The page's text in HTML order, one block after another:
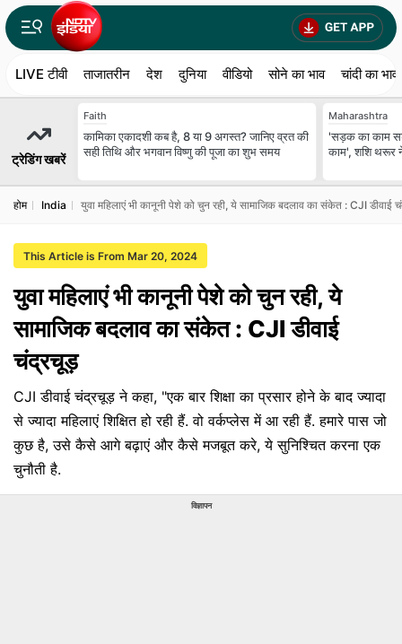
LIVE टीवी ताजातरीन देश दुनिया वीडियो सोने का भाव चांदी का भाव
ट्रेडिंग खबरें
Faith
कामिका एकादशी कब है, 8 या 9 अगस्त? जानिए व्रत की
सही तिथि और भगवान विष्णु की पूजा का शुभ समय
Maharashtra
'सड़क का काम
काम', शशि थरूर ने
होम India युवा महिलाएं भी कानूनी पेशे को चुन रही, ये सामाजिक बदलाव का संकेत : CJI डीवाई
This Article is From Mar 20, 2024
युवा महिलाएं भी कानूनी पेशे को चुन रही, ये
सामाजिक बदलाव का संकेत : CJI डीवाई
चंद्रचूड़
CJI डीवाई चंद्रचूड़ ने कहा, "एक बार शिक्षा का प्रसार होने के बाद ज्यादा
से ज्यादा महिलाएं शिक्षित हो रही हैं. वो वर्कप्लेस में आ रही हैं. हमारे पास जो
कुछ है, उसे कैसे आगे बढ़ाएं और कैसे मजबूत करे, ये सुनिश्चित करना एक
चुनौती है.
विज्ञापन